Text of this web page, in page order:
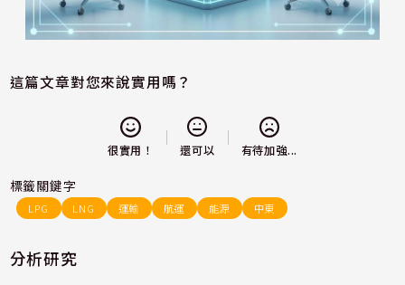
這篇文章對您來說實用嗎？
很實用！ 還可以 有待加強...
標籤關鍵字
LPG LNG 運輸 航運 能源 中東
分析研究